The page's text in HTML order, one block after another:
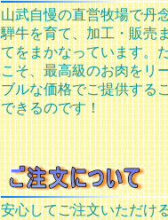
山武自慢の直営牧場で丹
騨牛を育て、加工・販売
てをまかなっています。
こそ、最高級のお肉をリ
ブルな価格でご提供する
できるのです！
安心してご注文いただけ